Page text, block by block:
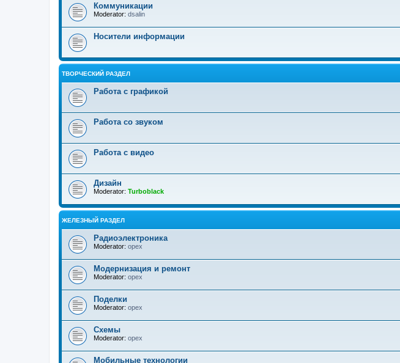
Коммуникации
Moderator: dsalin
Носители информации
ТВОРЧЕСКИЙ РАЗДЕЛ
Работа с графикой
Работа со звуком
Работа с видео
Дизайн
Moderator: Turboblack
ЖЕЛЕЗНЫЙ РАЗДЕЛ
Радиоэлектроника
Moderator: opex
Модернизация и ремонт
Moderator: opex
Поделки
Moderator: opex
Схемы
Moderator: opex
Мобильные технологии